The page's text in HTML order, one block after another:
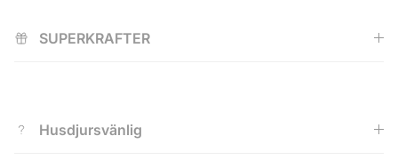
SUPERKRAFTER
Husdjursvänlig